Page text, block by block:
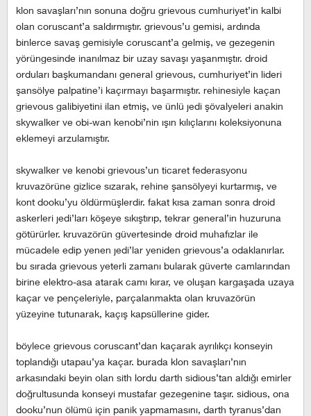
klon savaşları’nın sonuna doğru grievous cumhuriyet’in kalbi
olan coruscant’a saldırmıştır. grievous’u gemisi, ardında
binlerce savaş gemisiyle coruscant’a gelmiş, ve gezegenin
yörüngesinde inanılmaz bir uzay savaşı yaşanmıştır. droid
orduları başkumandanı general grievous, cumhuriyet’in lideri
şansölye palpatine’i kaçırmayı başarmıştır. rehinesiyle kaçan
grievous galibiyetini ilan etmiş, ve ünlü jedi şövalyeleri anakin
skywalker ve obi-wan kenobi’nin ışın kılıçlarını koleksiyonuna
eklemeyi arzulamıştır.
skywalker ve kenobi grievous’un ticaret federasyonu
kruvazörüne gizlice sızarak, rehine şansölyeyi kurtarmış, ve
kont dooku’yu öldürmüşlerdir. fakat kısa zaman sonra droid
askerleri jedi’ları köşeye sıkıştırıp, tekrar general’in huzuruna
götürürler. kruvazörün güvertesinde droid muhafızlar ile
mücadele edip yenen jedi’lar yeniden grievous’a odaklanırlar.
bu sırada grievous yeterli zamanı bularak güverte camlarından
birine elektro-asa atarak camı kırar, ve oluşan kargaşada uzaya
kaçar ve pençeleriyle, parçalanmakta olan kruvazörün
yüzeyine tutunarak, kaçış kapsüllerine gider.
böylece grievous coruscant’dan kaçarak ayrılıkçı konseyin
toplandığı utapau’ya kaçar. burada klon savaşları’nın
arkasındaki beyin olan sith lordu darth sidious’tan aldığı emirler
doğrultusunda konseyi mustafar gezegenine taşır. sidious, ona
dooku’nun ölümü için panik yapmamasını, darth tyranus’dan